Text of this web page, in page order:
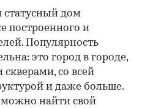
статусный дом
построенного и
Популярность
это город в городе,
со всей
и даже больше.
найти свой